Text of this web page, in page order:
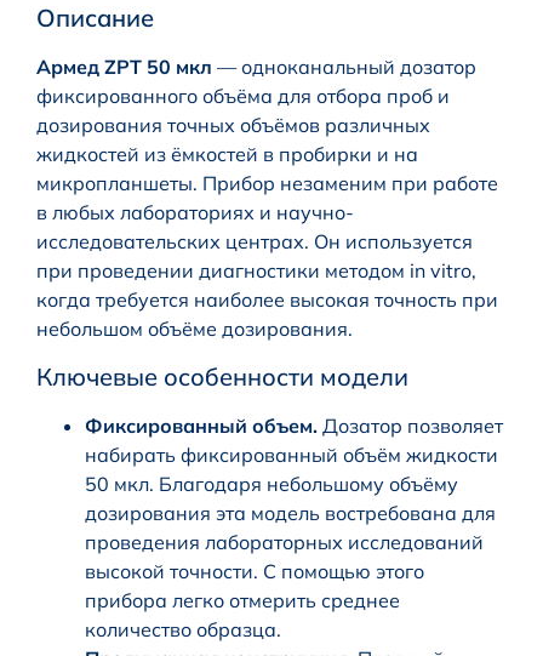
Описание
Армед ZPT 50 мкл — одноканальный дозатор
фиксированного объёма для отбора проб и
дозирования точных объёмов различных
жидкостей из ёмкостей в пробирки и на
микропланшеты. Прибор незаменим при работе
в любых лабораториях и научно-
исследовательских центрах. Он используется
при проведении диагностики методом in vitro,
когда требуется наиболее высокая точность при
небольшом объёме дозирования.
Ключевые особенности модели
Фиксированный объем. Дозатор позволяет
набирать фиксированный объём жидкости
50 мкл. Благодаря небольшому объёму
дозирования эта модель востребована для
проведения лабораторных исследований
высокой точности. С помощью этого
прибора легко отмерить среднее
количество образца.